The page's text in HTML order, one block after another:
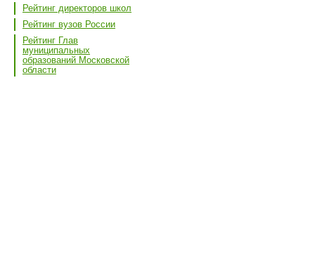
Рейтинг директоров школ
Рейтинг вузов России
Рейтинг Глав
муниципальных
образований Московской
области